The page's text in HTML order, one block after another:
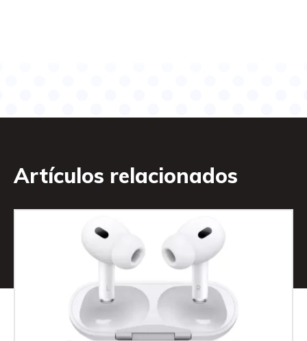
Artículos relacionados